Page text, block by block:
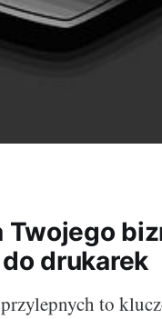
Twojego
drukarek
to